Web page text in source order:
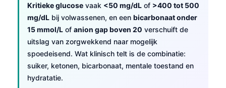
Kritieke glucose vaak <50 mg/dL of >400 tot 500
mg/dL bij volwassenen, en een bicarbonaat onder
15 mmol/L of anion gap boven 20 verschuift de
uitslag van zorgwekkend naar mogelijk
spoedeisend. Wat klinisch telt is de combinatie:
suiker, ketonen, bicarbonaat, mentale toestand en
hydratatie.